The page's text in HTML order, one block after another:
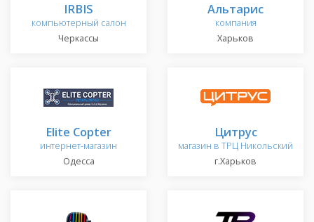
IRBIS
компьютерный салон
Черкассы
Альтарис
компания
Харьков
Elite Copter
интернет-магазин
Одесса
Цитрус
магазин в ТРЦ Никольский
г.Харьков